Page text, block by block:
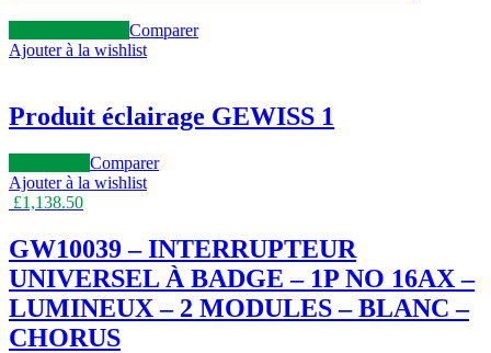
Comparer
Ajouter à la wishlist
Produit éclairage GEWISS 1
Comparer
Ajouter à la wishlist
£1,138.50
GW10039 – INTERRUPTEUR
UNIVERSEL À BADGE – 1P NO 16AX –
LUMINEUX – 2 MODULES – BLANC –
CHORUS